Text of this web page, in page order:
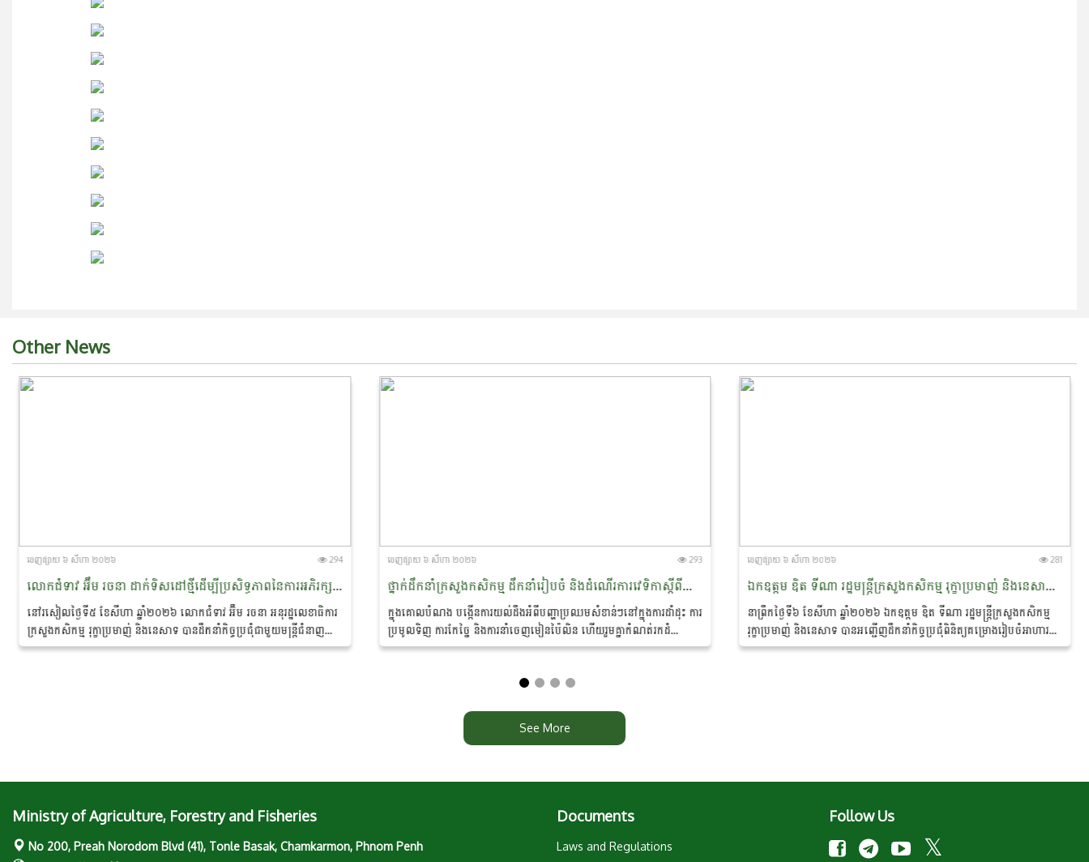
Other News
ចេញ​ផ្សាយ​ ៦ សីហា ២០២៦ 294
លោកជំទាវ អ៊ឹម រចនា ដាក់ទិសដៅថ្មីដើម្បីប្រសិទ្ធភាពនៃការអភិរក្ស​ផ្សោត​ទន្លេមេគង្គ និងផ្តាំផ្ញើឱ្យឆ្មាំទន្លេយកចិត្តទុកដាក់លើសុវត្ថិភាព​ពេលចេញល្បាតក្នុងរដូវវស្សា
នៅរសៀលថ្ងៃទី៥ ខែសីហា ឆ្នាំ២០២៦ លោកជំទាវ អ៊ឹម រចនា អនុរដ្ឋ​លេខាធិការ
ក្រសួងកសិកម្ម រុក្ខាប្រមាញ់ និងនេសាទ បានដឹកនាំកិច្ចប្រជុំជាមួយមន្ត្រីជំនាញ
ដែលមានលោកបណ្ឌិត...
ចេញ​ផ្សាយ​ ៦ សីហា ២០២៦ 293
ថ្នាក់ដឹកនាំក្រសួងកសិកម្ម ដឹកនាំរៀបចំ និងដំណើរការវេទិកាស្តីពីការភ្ជាប់ និងពង្រឹងទំនាក់ទំនងអាជីវកម្ម រវាងកសិករ សហគមន៍កសិកម្ម និងក្រុមហ៊ុនប្រមូលទិញ កែច្នៃ និងនាំចេញមៀនប៉ៃលិន
ក្នុងគោលបំណង បង្កើនការយល់ដឹងអំពីបញ្ហាប្រឈមសំខាន់ៗនៅក្នុងការដាំដុះ ការ
ប្រមូលទិញ ការកែច្នៃ និងការនាំចេញមៀនប៉ៃលិន ហើយរួមគ្នាកំណត់រកដំណោះ
ស្រាយសមស្រប នៅថ្ងៃទី ៦...
ចេញ​ផ្សាយ​ ៦ សីហា ២០២៦ 281
ឯកឧត្តម​ ឌិត​ ទីណា​ រដ្ឋមន្រ្តីក្រសួងកសិកម្ម​ រុក្ខាប្រមាញ់​ និងនេសាទ​ បានអញ្ជើញដឹកនាំកិច្ចប្រជុំពិនិត្យគម្រោងរៀបចំអាហារដ្ឋាន​ ដើម្បីគាំទ្រការប្រើប្រាស់កសិផលក្នុងស្រុក
នាព្រឹកថ្ងៃទី៦​ ខែសីហា​ ឆ្នាំ២០២៦​ ឯកឧត្តម​ ឌិត​ ទីណា​ រដ្ឋមន្រ្តីក្រសួងកសិកម្ម​
រុក្ខាប្រមាញ់​ និងនេសាទ​ បានអញ្ជើញដឹកនាំកិច្ចប្រជុំពិនិត្យគម្រោងរៀបចំអាហារ
ដ្ឋាន​...
See More
Ministry of Agriculture, Forestry and Fisheries
No 200, Preah Norodom Blvd (41), Tonle Basak, Chamkarmon, Phnom Penh
Documents
Laws and Regulations
Follow Us